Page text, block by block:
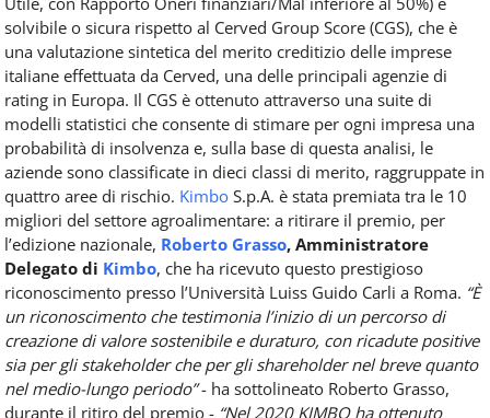
solvibile o sicura rispetto al Cerved Group Score (CGS), che è
una valutazione sintetica del merito creditizio delle imprese
italiane effettuata da Cerved, una delle principali agenzie di
rating in Europa. Il CGS è ottenuto attraverso una suite di
modelli statistici che consente di stimare per ogni impresa una
probabilità di insolvenza e, sulla base di questa analisi, le
aziende sono classificate in dieci classi di merito, raggruppate in
quattro aree di rischio. Kimbo S.p.A. è stata premiata tra le 10
migliori del settore agroalimentare: a ritirare il premio, per
l’edizione nazionale, Roberto Grasso, Amministratore
Delegato di Kimbo, che ha ricevuto questo prestigioso
riconoscimento presso l’Università Luiss Guido Carli a Roma. “È
un riconoscimento che testimonia l’inizio di un percorso di
creazione di valore sostenibile e duraturo, con ricadute positive
sia per gli stakeholder che per gli shareholder nel breve quanto
nel medio-lungo periodo”- ha sottolineato Roberto Grasso,
durante il ritiro del premio - “Nel 2020 KIMBO ha ottenuto